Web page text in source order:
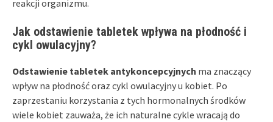
reakcji organizmu.
Jak odstawienie tabletek wpływa na płodność i
cykl owulacyjny?
Odstawienie tabletek antykoncepcyjnych ma znaczący
wpływ na płodność oraz cykl owulacyjny u kobiet. Po
zaprzestaniu korzystania z tych hormonalnych środków
wiele kobiet zauważa, że ich naturalne cykle wracają do